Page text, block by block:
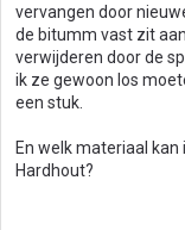
vervangen door
de bitumm vast zit
verwijderen door de
ik ze gewoon los
een stuk.
En welk materiaal
Hardhout?